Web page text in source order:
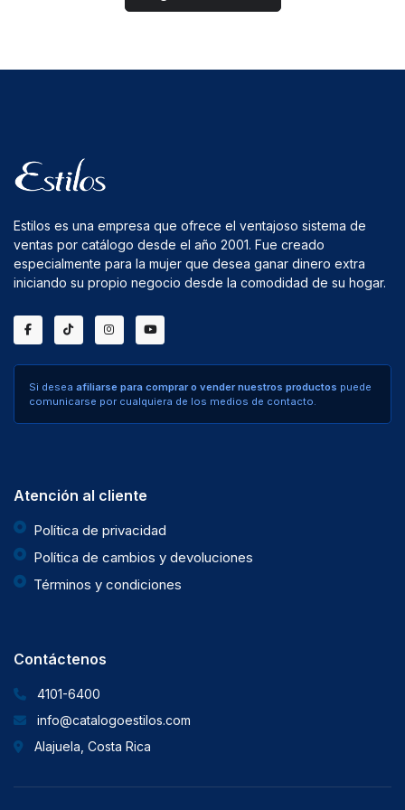
Estilos es una empresa que ofrece el ventajoso sistema de
ventas por catálogo desde el año 2001. Fue creado
especialmente para la mujer que desea ganar dinero extra
iniciando su propio negocio desde la comodidad de su hogar.
Si desea afiliarse para comprar o vender nuestros productos puede
comunicarse por cualquiera de los medios de contacto.
Atención al cliente
Política de privacidad
Política de cambios y devoluciones
Términos y condiciones
Contáctenos
4101-6400
info@catalogoestilos.com
Alajuela, Costa Rica